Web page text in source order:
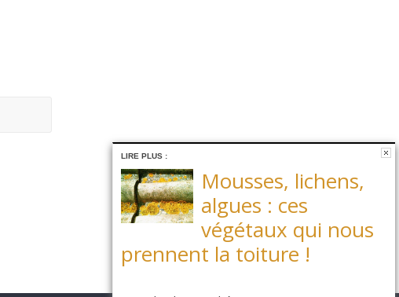
LIRE PLUS :
Mousses, lichens,
algues : ces
végétaux qui nous
prennent la toiture !